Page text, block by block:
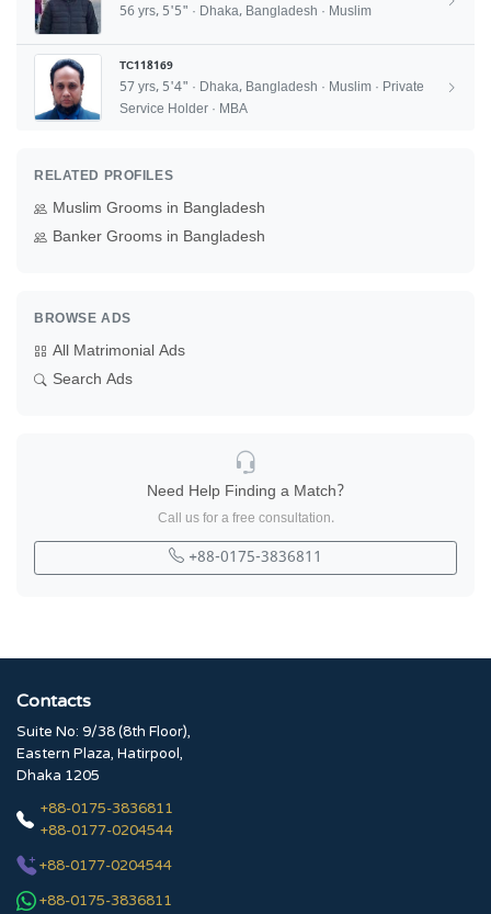
56 yrs, 5'5" · Dhaka, Bangladesh · Muslim
TC118169
57 yrs, 5'4" · Dhaka, Bangladesh · Muslim · Private
Service Holder · MBA
RELATED PROFILES
Muslim Grooms in Bangladesh
Banker Grooms in Bangladesh
BROWSE ADS
All Matrimonial Ads
Search Ads
Need Help Finding a Match?
Call us for a free consultation.
+88-0175-3836811
Contacts
Suite No: 9/38 (8th Floor),
Eastern Plaza, Hatirpool,
Dhaka 1205
+88-0175-3836811
+88-0177-0204544
+88-0177-0204544
+88-0175-3836811